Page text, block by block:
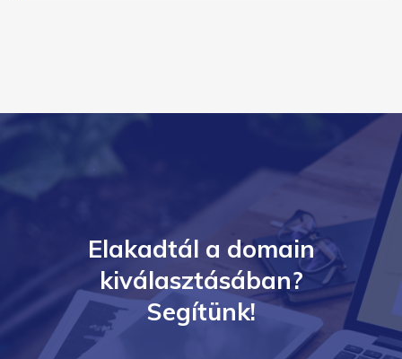
Elakadtál a domain
kiválasztásában?
Segítünk!